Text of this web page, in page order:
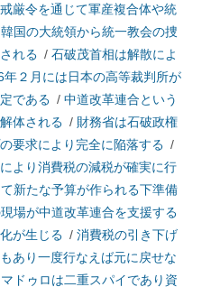
厳令を通じて軍産複合体や統
韓国の大統領から統一教会の捜
れる / 石破茂首相は解散によ
年２月には日本の高等裁判所が
である / 中道改革連合という
体される / 財務省は石破政権
要求により完全に陥落する /
より消費税の減税が確実に行
新たな予算が作られる下準備
場が中道改革連合を支援する
が生じる / 消費税の引き下げ
あり一度行なえば元に戻せな
ドゥロは二重スパイであり資